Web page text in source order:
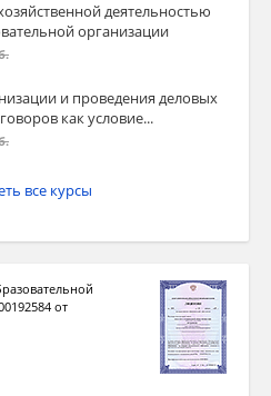
деятельностью
организации
и проведения деловых
как условие...
все курсы
от